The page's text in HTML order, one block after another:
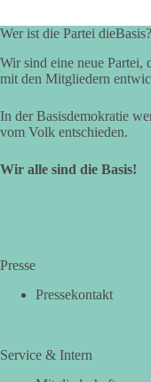
Wer ist die Partei dieBasis?
Wir sind eine neue Partei,
mit den Mitgliedern
In der Basisdemokratie
vom Volk entschieden.
Wir alle sind die Basis!
Presse
Pressekontakt
Service & Intern